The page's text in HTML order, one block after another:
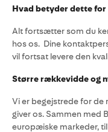
Hvad betyder dette for
Alt fortsætter som du
hos os. Dine
vil fortsat levere den
Større rækkevidde og
Vi er begejstrede for de
giver os. Sammen med
europæiske markeder,